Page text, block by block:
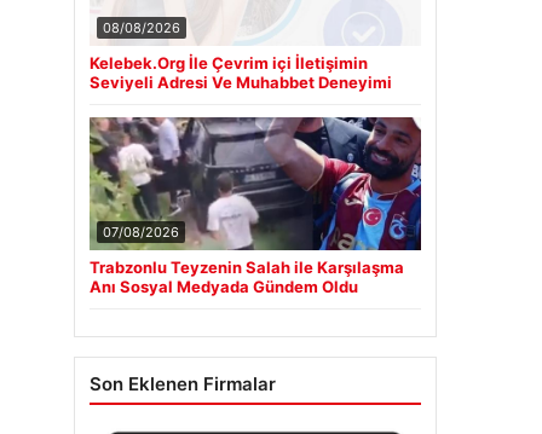
08/08/2026
Kelebek.Org İle Çevrim içi İletişimin
Seviyeli Adresi Ve Muhabbet Deneyimi
07/08/2026
Trabzonlu Teyzenin Salah ile Karşılaşma
Anı Sosyal Medyada Gündem Oldu
Son Eklenen Firmalar